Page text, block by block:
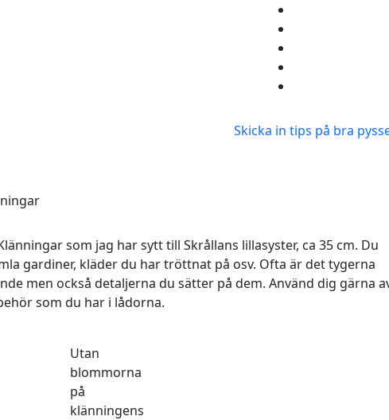
Skicka in tips på bra
som jag har sytt till Skrållans lillasyster, ca 35 cm. Du
gardiner, kläder du har tröttnat på osv. Ofta är det tygerna
men också detaljerna du sätter på dem. Använd dig gärna
som du har i lådorna.
Utan
blommorna
på
klänningens